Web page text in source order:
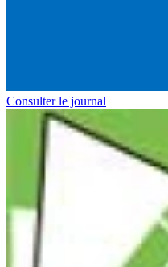
Consulter le journal